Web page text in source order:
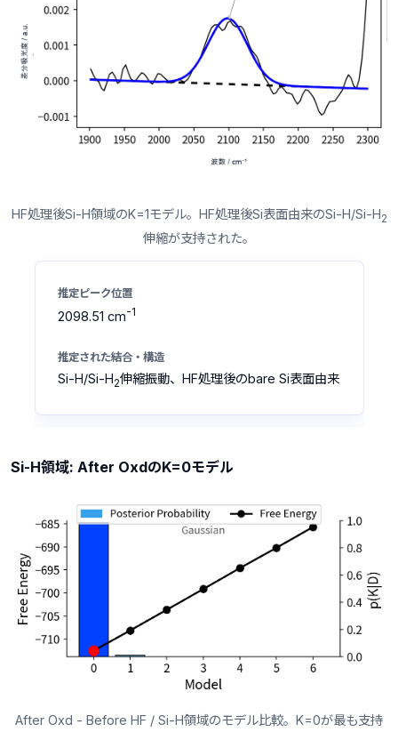
2098.51 cm-1
Si-H/Si-H2伸縮振動、HF処理後のbare Si表面由来
HF処理後Si-H領域のK=1モデル。HF処理後Si表面由来のSi-H/Si-H2
伸縮が支持された。
Si-H領域: After OxdのK=0モデル
After Oxd - Before HF / Si-H領域のモデル比較。K=0が最も支持